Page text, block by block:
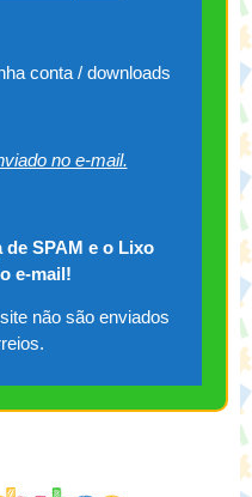
conta / downloads
no e-mail.
SPAM e o Lixo
e-mail!
não são enviados